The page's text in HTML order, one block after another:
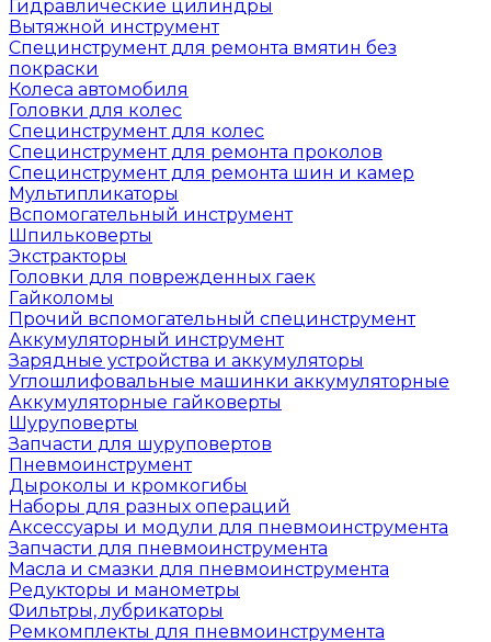
Гидравлические цилиндры
Вытяжной инструмент
Специнструмент для ремонта вмятин без
покраски
Колеса автомобиля
Головки для колес
Специнструмент для колес
Специнструмент для ремонта проколов
Специнструмент для ремонта шин и камер
Мультипликаторы
Вспомогательный инструмент
Шпильковерты
Экстракторы
Головки для поврежденных гаек
Гайколомы
Прочий вспомогательный специнструмент
Аккумуляторный инструмент
Зарядные устройства и аккумуляторы
Углошлифовальные машинки аккумуляторные
Аккумуляторные гайковерты
Шуруповерты
Запчасти для шуруповертов
Пневмоинструмент
Дыроколы и кромкогибы
Наборы для разных операций
Аксессуары и модули для пневмоинструмента
Запчасти для пневмоинструмента
Масла и смазки для пневмоинструмента
Редукторы и манометры
Фильтры, лубрикаторы
Ремкомплекты для пневмоинструмента